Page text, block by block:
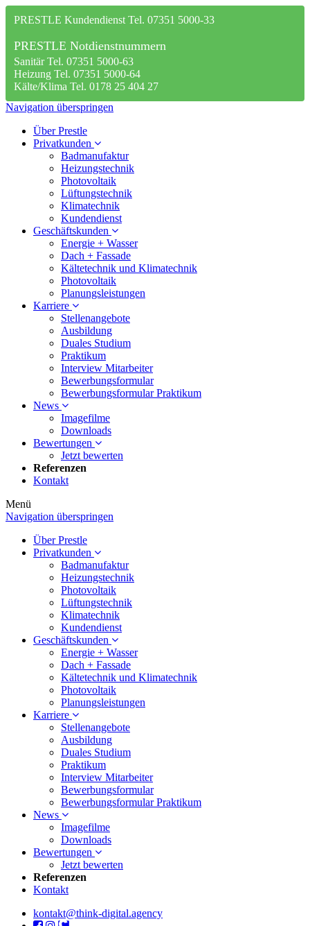
PRESTLE Kundendienst Tel. 07351 5000-33
PRESTLE Notdienstnummern
Sanitär Tel. 07351 5000-63
Heizung Tel. 07351 5000-64
Kälte/Klima Tel. 0178 25 404 27
Navigation überspringen
Über Prestle
Privatkunden
Badmanufaktur
Heizungstechnik
Photovoltaik
Lüftungstechnik
Klimatechnik
Kundendienst
Geschäftskunden
Energie + Wasser
Dach + Fassade
Kältetechnik und Klimatechnik
Photovoltaik
Planungsleistungen
Karriere
Stellenangebote
Ausbildung
Duales Studium
Praktikum
Interview Mitarbeiter
Bewerbungsformular
Bewerbungsformular Praktikum
News
Imagefilme
Downloads
Bewertungen
Jetzt bewerten
Referenzen
Kontakt
Menü
Navigation überspringen
Über Prestle
Privatkunden
Badmanufaktur
Heizungstechnik
Photovoltaik
Lüftungstechnik
Klimatechnik
Kundendienst
Geschäftskunden
Energie + Wasser
Dach + Fassade
Kältetechnik und Klimatechnik
Photovoltaik
Planungsleistungen
Karriere
Stellenangebote
Ausbildung
Duales Studium
Praktikum
Interview Mitarbeiter
Bewerbungsformular
Bewerbungsformular Praktikum
News
Imagefilme
Downloads
Bewertungen
Jetzt bewerten
Referenzen
Kontakt
kontakt@think-digital.agency